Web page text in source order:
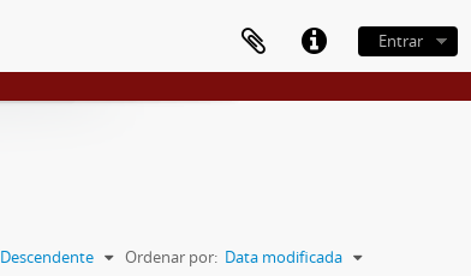
Entrar
Ordenar por: Data modificada
Descendente